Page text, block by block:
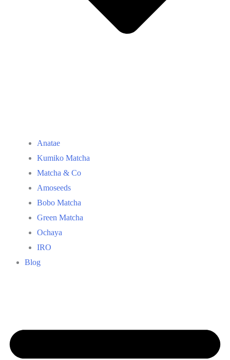
Anatae
Kumiko Matcha
Matcha & Co
Amoseeds
Bobo Matcha
Green Matcha
Ochaya
IRO
Blog